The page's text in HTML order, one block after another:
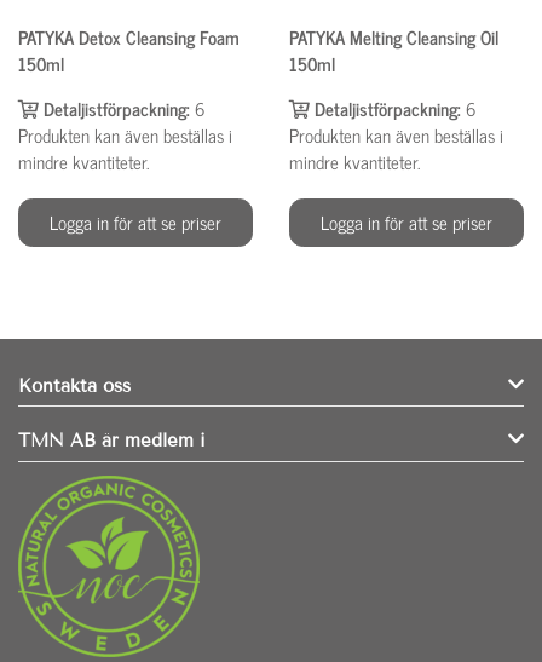
PATYKA Detox Cleansing Foam
150ml
Detaljistförpackning:6
Produkten kan även beställas i
mindre kvantiteter.
Logga in för att se priser
PATYKA Melting Cleansing Oil
150ml
Detaljistförpackning:6
Produkten kan även beställas i
mindre kvantiteter.
Logga in för att se priser
Kontakta oss
TMN AB är medlem i